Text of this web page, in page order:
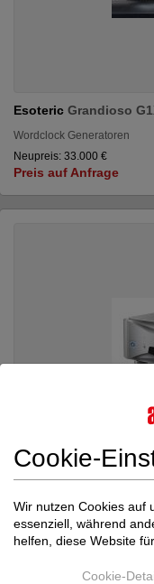
Esoteric Grandioso
Wordclock Generatoren
Neupreis: 33.000 €
Preis auf Anfrage
EsotericGRANDIOSO
Digital Streamer
Neupreis: 43.000 €
Cookie-
Wir nutzen Cookies auf
essenziell, während
helfen, diese Website
Cookie-